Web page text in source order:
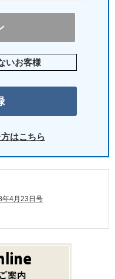
いお客様
はこちら
年4月23日号